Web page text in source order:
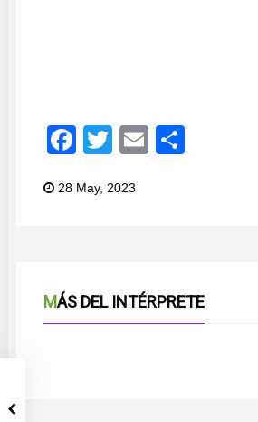
Facebook
TwitterEmail
28 May, 2023
MÁS DEL INTÉRPRETE
SUEÑOS MARINEROS
VAMOS A BAILAR
LA MUSA DE MI CANTAR